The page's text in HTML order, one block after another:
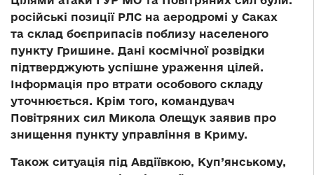
російські позиції РЛС на аеродромі у Саках
та склад боєприпасів поблизу населеного
пункту Гришине. Дані космічної розвідки
підтверджують успішне ураження цілей.
Інформація про втрати особового складу
уточнюється. Крім того, командувач
Повітряних сил Микола Олещук заявив про
знищення пункту управління в Криму.
Також ситуація під Авдіївкою, Куп’янському,